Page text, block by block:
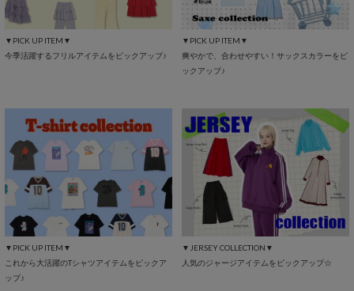
▼PICK UP ITEM▼
今季活躍するフリルアイテムをピックアップ♪
▼PICK UP ITEM▼
爽やかで、合わせやすい！サックスカラーをピ
ックアップ♪
▼PICK UP ITEM▼
これから大活躍のTシャツアイテムをピックア
ップ♪
▼JERSEY COLLECTION▼
人気のジャージアイテムをピックアップ☆